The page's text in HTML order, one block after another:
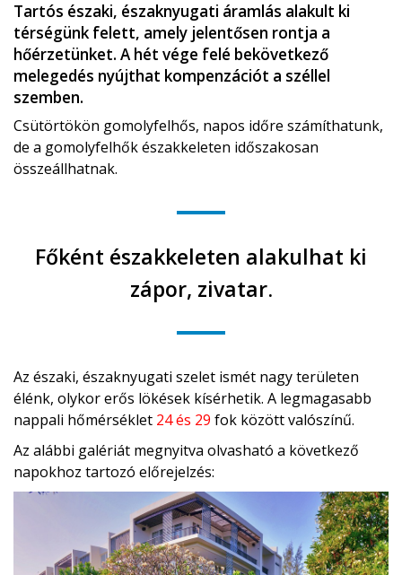
Tartós északi, északnyugati áramlás alakult ki
térségünk felett, amely jelentősen rontja a
hőérzetünket. A hét vége felé bekövetkező
melegedés nyújthat kompenzációt a széllel
szemben.
Csütörtökön gomolyfelhős, napos időre számíthatunk,
de a gomolyfelhők északkeleten időszakosan
összeállhatnak.
Főként északkeleten alakulhat ki
zápor, zivatar.
Az északi, északnyugati szelet ismét nagy területen
élénk, olykor erős lökések kísérhetik. A legmagasabb
nappali hőmérséklet 24 és 29 fok között valószínű.
Az alábbi galériát megnyitva olvasható a következő
napokhoz tartozó előrejelzés: